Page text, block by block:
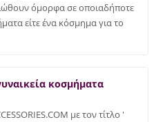
όμορφα σε οποιαδήποτε
είτε ένα κόσμημα για το
κοσμήματα
με τον τίτλο '